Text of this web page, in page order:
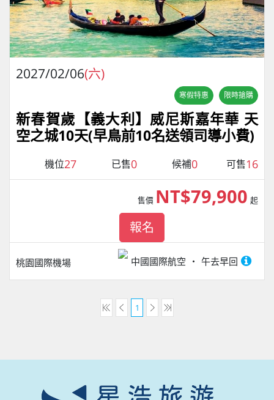
2027/02/06(六)
寒假特惠 限時搶購
新春賀歲【義大利】威尼斯嘉年華 天
空之城10天(早鳥前10名送領司導小費)
機位27 已售0 候補0 可售16
桃園國際機場 中國國際航空 午去早回
售價 NT$79,900 起
報名
1